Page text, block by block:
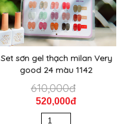
Set sơn gel thạch milan Very
good 24 màu 1142
610,000đ
520,000đ